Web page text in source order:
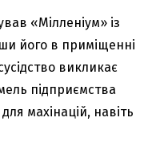
«Мілленіум» із
його в приміщенні
викликає
підприємства
махінацій, навіть